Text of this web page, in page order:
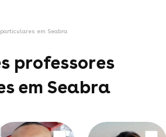
em Seabra
professores
em Seabra